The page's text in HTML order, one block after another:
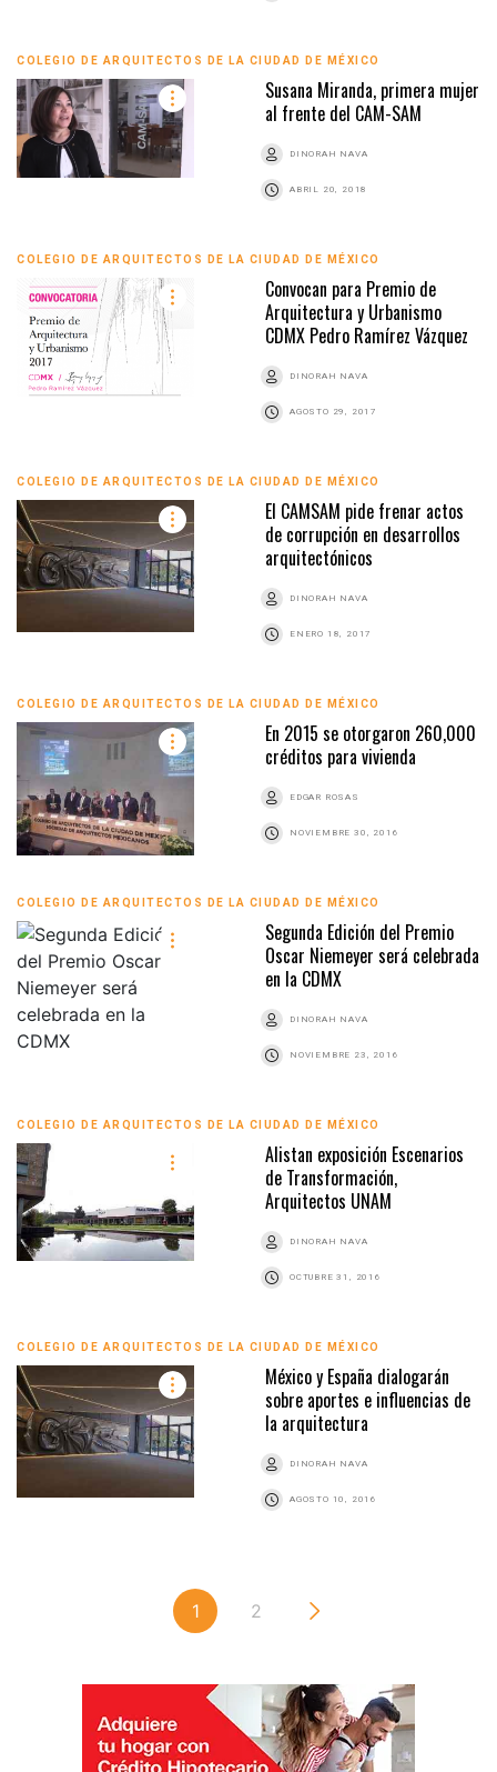
COLEGIO DE ARQUITECTOS DE LA CIUDAD DE MÉXICO
Susana Miranda, primera mujer
al frente del CAM-SAM
DINORAH NAVA
ABRIL 20, 2018
COLEGIO DE ARQUITECTOS DE LA CIUDAD DE MÉXICO
Convocan para Premio de
Arquitectura y Urbanismo
CDMX Pedro Ramírez Vázquez
DINORAH NAVA
AGOSTO 29, 2017
COLEGIO DE ARQUITECTOS DE LA CIUDAD DE MÉXICO
El CAMSAM pide frenar actos
de corrupción en desarrollos
arquitectónicos
DINORAH NAVA
ENERO 18, 2017
COLEGIO DE ARQUITECTOS DE LA CIUDAD DE MÉXICO
En 2015 se otorgaron 260,000
créditos para vivienda
EDGAR ROSAS
NOVIEMBRE 30, 2016
COLEGIO DE ARQUITECTOS DE LA CIUDAD DE MÉXICO
Segunda Edición del Premio
Oscar Niemeyer será celebrada
en la CDMX
DINORAH NAVA
NOVIEMBRE 23, 2016
COLEGIO DE ARQUITECTOS DE LA CIUDAD DE MÉXICO
Alistan exposición Escenarios
de Transformación,
Arquitectos UNAM
DINORAH NAVA
OCTUBRE 31, 2016
COLEGIO DE ARQUITECTOS DE LA CIUDAD DE MÉXICO
México y España dialogarán
sobre aportes e influencias de
la arquitectura
DINORAH NAVA
AGOSTO 10, 2016
1 2